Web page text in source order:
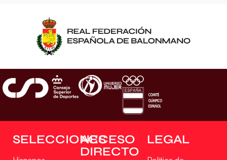
SELECCIONESACCESO
DIRECTO
LEGAL